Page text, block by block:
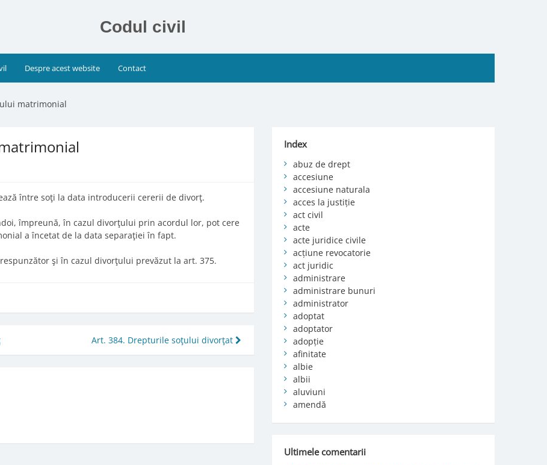
Codul civil
Despre acest website Contact
matrimonial
între soţi la data introducerii cererii de divorţ.
împreună, în cazul divorţului prin acordul lor, pot cere
a încetat de la data separaţiei în fapt.
şi în cazul divorţului prevăzut la art. 375.
Art. 384. Drepturile soţului divorţat
Index
abuz de drept
accesiune
accesiune naturala
acces la justiție
act civil
acte
acte juridice civile
acțiune revocatorie
act juridic
administrare
administrare bunuri
administrator
adoptat
adoptator
adopție
afinitate
albie
albii
aluviuni
amendă
Ultimele comentarii